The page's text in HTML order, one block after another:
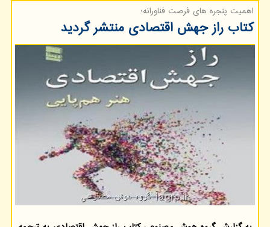
اهمیت پنجره های فرصت فناورانه؛
كتاب راز جهش اقتصادی منتشر گردید